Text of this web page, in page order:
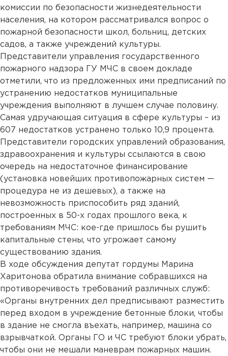
комиссии по безопасности жизнедеятельности
населения, на котором рассматривался вопрос о
пожарной безопасности школ, больниц, детских
садов, а также учреждений культуры.
Представители управления государственного
пожарного надзора ГУ МЧС в своем докладе
отметили, что из предложенных ими предписаний по
устранению недостатков муниципальные
учреждения выполняют в лучшем случае половину.
Самая удручающая ситуация в сфере культуры – из
607 недостатков устранено только 10,9 процента.
Представители городских управлений образования,
здравоохранения и культуры ссылаются в свою
очередь на недостаточное финансирование
(установка новейших противопожарных систем —
процедура не из дешевых), а также на
невозможность приспособить ряд зданий,
построенных в 50-х годах прошлого века, к
требованиям МЧС: кое-где пришлось бы рушить
капитальные стены, что угрожает самому
существованию здания.
В ходе обсуждения депутат гордумы Марина
Харитонова обратила внимание собравшихся на
противоречивость требований различных служб:
«Органы внутренних дел предписывают разместить
перед входом в учреждение бетонные блоки, чтобы
в здание не смогла въехать, например, машина со
взрывчаткой. Органы ГО и ЧС требуют блоки убрать,
чтобы они не мешали маневрам пожарных машин.